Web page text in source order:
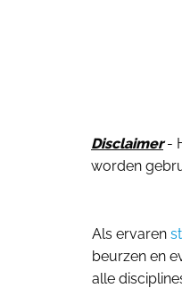
Disclaimer-
worden
Als ervaren
beurzen en
alle